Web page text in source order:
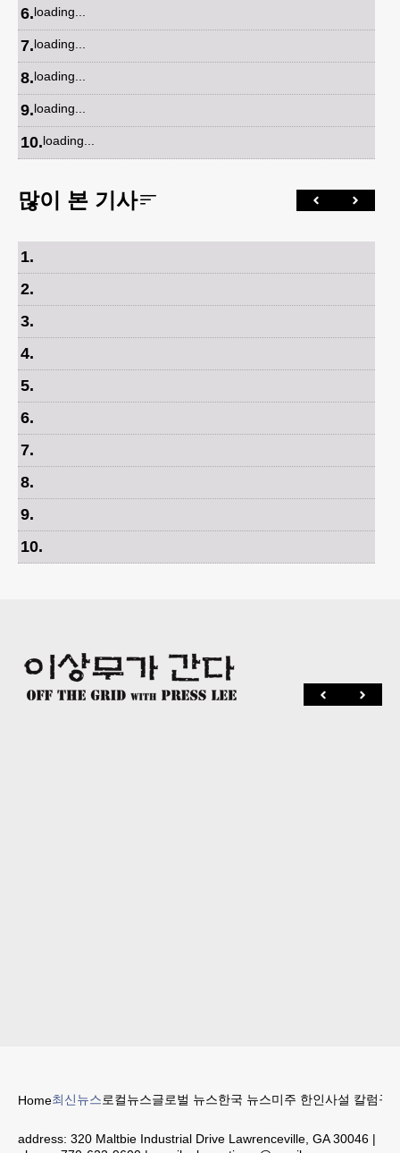
6.loading...
7.loading...
8.loading...
9.loading...
10.loading...
많이 본 기사
1.
2.
3.
4.
5.
6.
7.
8.
9.
10.
Home최신뉴스로컬뉴스글로벌 뉴스한국 뉴스미주 한인사설 칼럼구
address: 320 Maltbie Industrial Drive Lawrenceville, GA 30046 |